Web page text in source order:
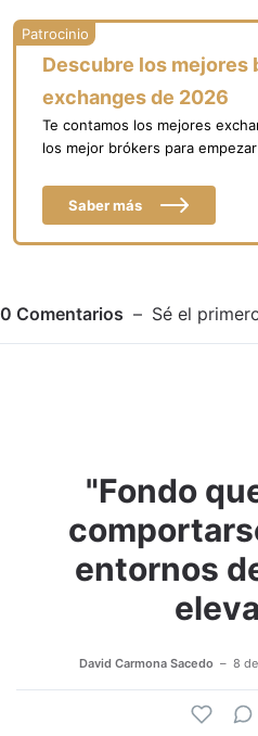
Descubre los mejores
exchanges de 2026
Te contamos los mejores
los mejor brókers para
Saber más
0 Comentarios Sé el
"Fondo
entornos
David Carmona Sacedo 8